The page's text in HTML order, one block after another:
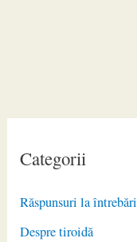
Categorii
Răspunsuri la întrebări
Despre tiroidă